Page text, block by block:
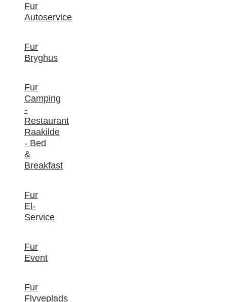
Fur
Autoservice
Fur
Bryghus
Fur
Camping
-
Restaurant
Raakilde
- Bed
&
Breakfast
Fur
El-
Service
Fur
Event
Fur
Flyveplads